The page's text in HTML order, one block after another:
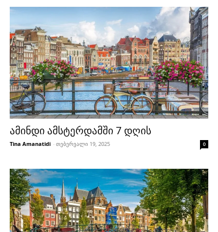
ამინდი ამსტერდამში 7 დღის
Tina Amanatidi - თებერვალი 19, 2025 0